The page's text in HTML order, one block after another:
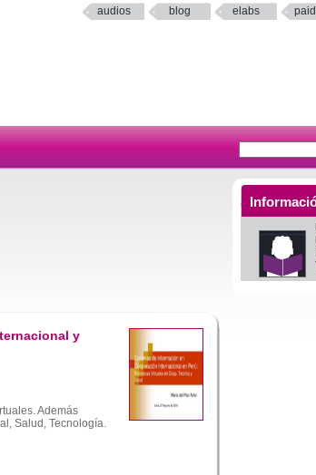
audios blog elabs
y
Además
Salud, Tecnología.